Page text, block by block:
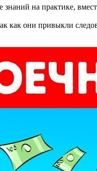
на практике,
как они привыкли